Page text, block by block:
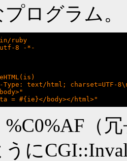
ログラム。
ruby
8 -*-
text/html; charset=UTF-
%C0%AF（
に